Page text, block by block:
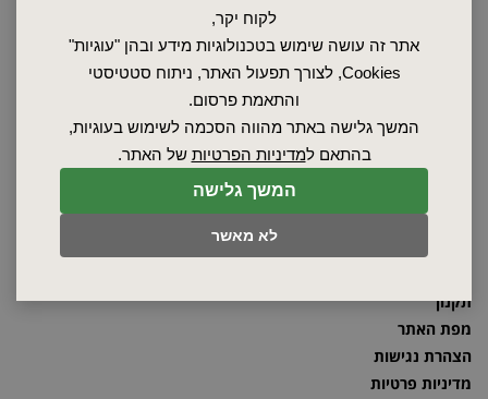
המשך גלישה
לא מאשר
לקוח יקר,
אתר זה עושה שימוש בטכנולוגיות מידע ובהן "עוגיות"
Cookies, לצורך תפעול האתר, ניתוח סטטיסטי
והתאמת פרסום.
המשך גלישה באתר מהווה הסכמה לשימוש בעוגיות,
בהתאם למדיניות הפרטיות של האתר.
2026 © כל הזכויות שמורות לאלקטרוטרם שיווק בע"מ, אין להעתיק, לשכפל
טקסטים, תמונות וכל חומר אחר באתר זה ללא אישור בעלי החברה.
שרות ותחזוקה
תקנון
מפת האתר
הצהרת נגישות
מדיניות פרטיות